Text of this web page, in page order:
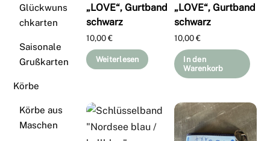
„LOVE“, Gurtband
schwarz
10,00€
Weiterlesen
„LOVE“, Gurtband
schwarz
10,00€
In den
Warenkorb
Glückwuns
chkarten
Saisonale
Grußkarten
Körbe
Körbe aus
Maschen